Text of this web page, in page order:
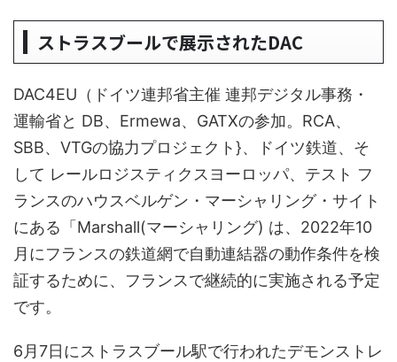
ストラスブールで展示されたDAC
DAC4EU（ドイツ連邦省主催 連邦デジタル事務・
運輸省と DB、Ermewa、GATXの参加。RCA、
SBB、VTGの協力プロジェクト}、ドイツ鉄道、そ
して レールロジスティクスヨーロッパ、テスト フ
ランスのハウスベルゲン・マーシャリング・サイト
にある「Marshall(マーシャリング) は、2022年10
月にフランスの鉄道網で自動連結器の動作条件を検
証するために、フランスで継続的に実施される予定
です。
6月7日にストラスブール駅で行われたデモンストレ